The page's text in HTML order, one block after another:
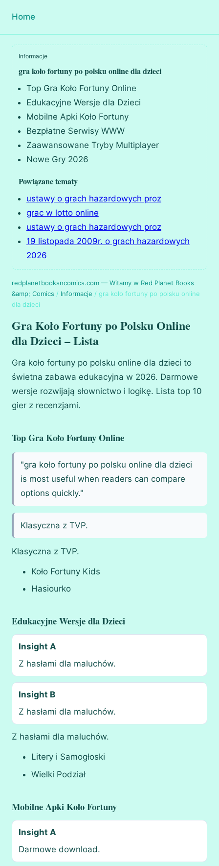
Home
Informacje
gra koło fortuny po polsku online dla dzieci
Top Gra Koło Fortuny Online
Edukacyjne Wersje dla Dzieci
Mobilne Apki Koło Fortuny
Bezpłatne Serwisy WWW
Zaawansowane Tryby Multiplayer
Nowe Gry 2026
Powiązane tematy
ustawy o grach hazardowych proz
grac w lotto online
ustawy o grach hazardowych proz
19 listopada 2009r. o grach hazardowych
2026
redplanetbooksncomics.com — Witamy w Red Planet Books
&amp; Comics / Informacje / gra koło fortuny po polsku online
dla dzieci
Gra Koło Fortuny po Polsku Online
dla Dzieci – Lista
Gra koło fortuny po polsku online dla dzieci to
świetna zabawa edukacyjna w 2026. Darmowe
wersje rozwijają słownictwo i logikę. Lista top 10
gier z recenzjami.
Top Gra Koło Fortuny Online
"gra koło fortuny po polsku online dla dzieci
is most useful when readers can compare
options quickly."
Klasyczna z TVP.
Klasyczna z TVP.
Koło Fortuny Kids
Hasiourko
Edukacyjne Wersje dla Dzieci
Insight A
Z hasłami dla maluchów.
Insight B
Z hasłami dla maluchów.
Z hasłami dla maluchów.
Litery i Samogłoski
Wielki Podział
Mobilne Apki Koło Fortuny
Insight A
Darmowe download.